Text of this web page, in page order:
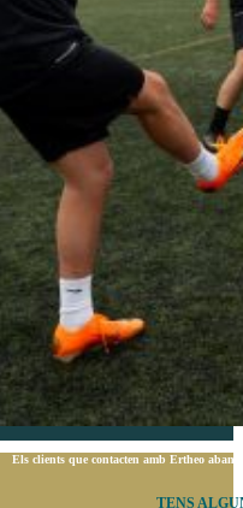
Els clients que contacten amb Ertheo
TENS